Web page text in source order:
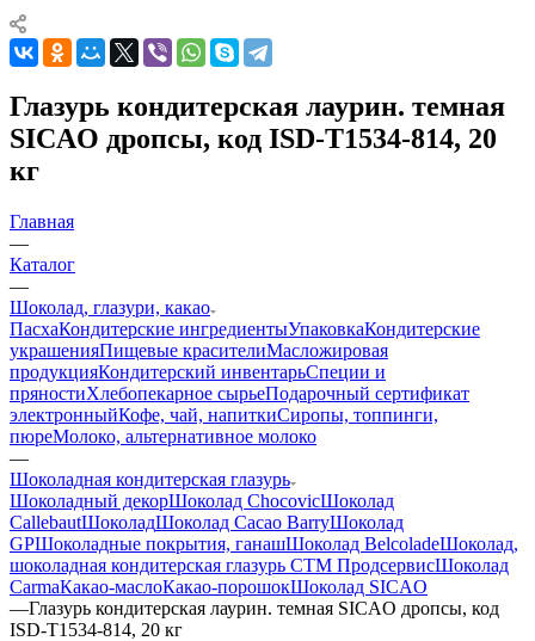
Глазурь кондитерская лаурин. темная
SICAO дропсы, код ISD-T1534-814, 20
кг
Главная
—
Каталог
—
Шоколад, глазури, какао
ПасхаКондитерские ингредиентыУпаковкаКондитерские
украшенияПищевые красителиМасложировая
продукцияКондитерский инвентарьСпеции и
пряностиХлебопекарное сырьеПодарочный сертификат
электронныйКофе, чай, напиткиСиропы, топпинги,
пюреМолоко, альтернативное молоко
—
Шоколадная кондитерская глазурь
Шоколадный декорШоколад ChocovicШоколад
CallebautШоколадШоколад Cacao BarryШоколад
GPШоколадные покрытия, ганашШоколад BelcoladeШоколад,
шоколадная кондитерская глазурь СТМ ПродсервисШоколад
CarmaКакао-маслоКакао-порошокШоколад SICAO
—Глазурь кондитерская лаурин. темная SICAO дропсы, код
ISD-T1534-814, 20 кг